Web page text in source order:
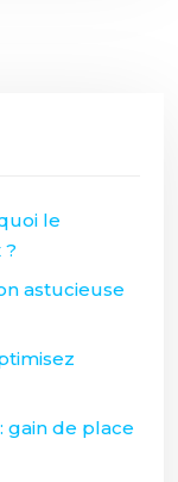
le
?
astucieuse
gain de place